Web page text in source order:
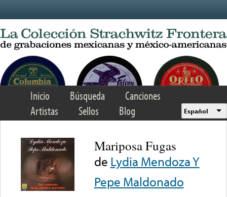
Inicio Búsqueda
Canciones
Artistas
Sellos Blog Español
Mariposa Fugas
de Lydia Mendoza Y
Pepe Maldonado